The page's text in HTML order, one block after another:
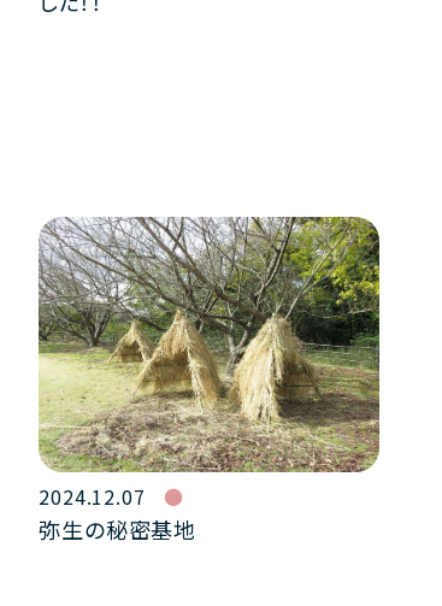
2024.12.07
弥生の秘密基地